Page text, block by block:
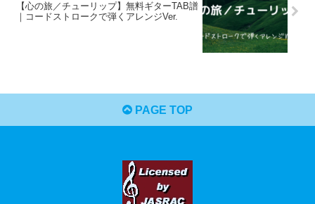
【心の旅／チューリップ】無料ギターTAB譜
｜コードストロークで弾くアレンジVer.
PAGE TOP